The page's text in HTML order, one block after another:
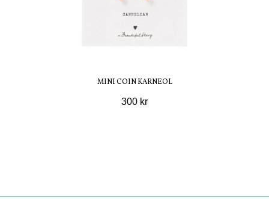
MINI COIN KARNEOL
300 kr